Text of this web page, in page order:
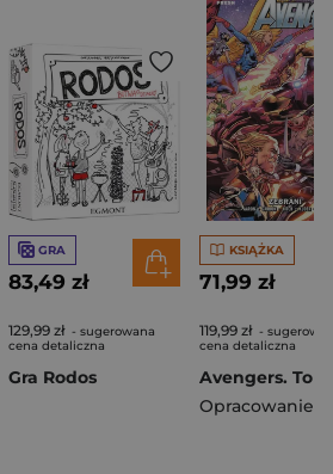
GRA
83,49 zł
129,99 zł - sugerowana
cena detaliczna
Gra Rodos
KSIĄŻKA
71,99 zł
119,99 zł -
cena detaliczna